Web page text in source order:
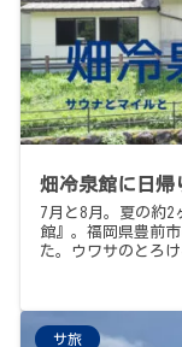
畑冷泉館に日帰
7月と8月。夏の約2
館』。福岡県豊前
た。ウワサのとろ
サ旅